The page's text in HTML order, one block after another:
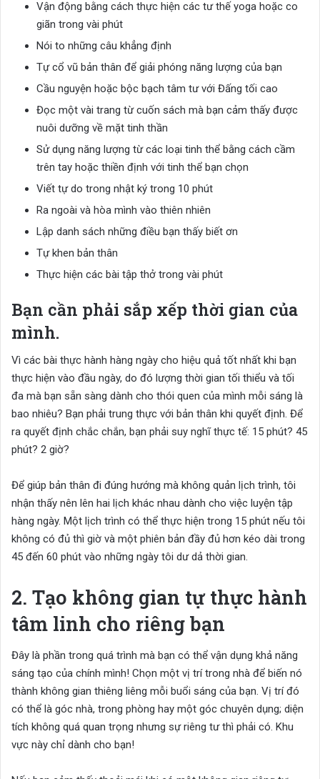
Vận động bằng cách thực hiện các tư thế yoga hoặc co
giãn trong vài phút
Nói to những câu khẳng định
Tự cổ vũ bản thân để giải phóng năng lượng của bạn
Cầu nguyện hoặc bộc bạch tâm tư với Đấng tối cao
Đọc một vài trang từ cuốn sách mà bạn cảm thấy được
nuôi dưỡng về mặt tinh thần
Sử dụng năng lượng từ các loại tinh thể bằng cách cầm
trên tay hoặc thiền định với tinh thể bạn chọn
Viết tự do trong nhật ký trong 10 phút
Ra ngoài và hòa mình vào thiên nhiên
Lập danh sách những điều bạn thấy biết ơn
Tự khen bản thân
Thực hiện các bài tập thở trong vài phút
Bạn cần phải sắp xếp thời gian của
mình.
Vì các bài thực hành hàng ngày cho hiệu quả tốt nhất khi bạn
thực hiện vào đầu ngày, do đó lượng thời gian tối thiểu và tối
đa mà bạn sẵn sàng dành cho thói quen của mình mỗi sáng là
bao nhiêu? Bạn phải trung thực với bản thân khi quyết định. Để
ra quyết định chắc chắn, bạn phải suy nghĩ thực tế: 15 phút? 45
phút? 2 giờ?
Để giúp bản thân đi đúng hướng mà không quản lịch trình, tôi
nhận thấy nên lên hai lịch khác nhau dành cho việc luyện tập
hàng ngày. Một lịch trình có thể thực hiện trong 15 phút nếu tôi
không có đủ thì giờ và một phiên bản đầy đủ hơn kéo dài trong
45 đến 60 phút vào những ngày tôi dư dả thời gian.
2. Tạo không gian tự thực hành
tâm linh cho riêng bạn
Đây là phần trong quá trình mà bạn có thể vận dụng khả năng
sáng tạo của chính mình! Chọn một vị trí trong nhà để biến nó
thành không gian thiêng liêng mỗi buổi sáng của bạn. Vị trí đó
có thể là góc nhà, trong phòng hay một góc chuyên dụng; diện
tích không quá quan trọng nhưng sự riêng tư thì phải có. Khu
vực này chỉ dành cho bạn!